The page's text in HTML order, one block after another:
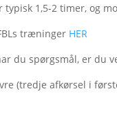
1,5-2 timer, og
træninger HER
du spørgsmål, er du
(tredje afkørsel i